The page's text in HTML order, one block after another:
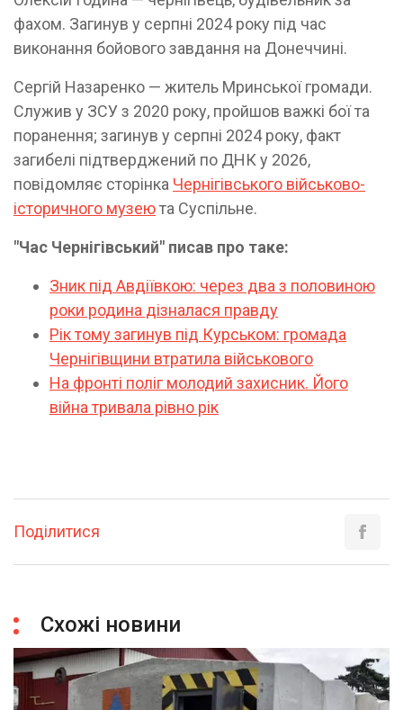
фахом. Загинув у серпні 2024 року під час
виконання бойового завдання на Донеччині.
Сергій Назаренко — житель Мринської громади.
Служив у ЗСУ з 2020 року, пройшов важкі бої та
поранення; загинув у серпні 2024 року, факт
загибелі підтверджений по ДНК у 2026,
повідомляє сторінка Чернігівського військово-
історичного музеюта Суспільне.
"Час Чернігівський" писав про таке:
Зник під Авдіївкою: через два з половиною
роки родина дізналася правду
Рік тому загинув під Курськом: громада
Чернігівщини втратила військового
На фронті поліг молодий захисник. Його
війна тривала рівно рік
Поділитися
Схожі новини